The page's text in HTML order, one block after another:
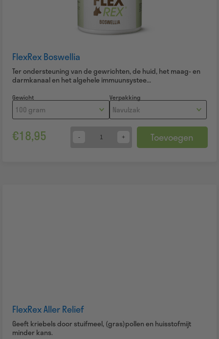
FlexRex Boswellia
Ter ondersteuning van de gewrichten, de huid, het maag- en
darmkanaal en het algehele immuunsystee...
Gewicht Verpakking
€18,95 Quantity Toevoegen
FlexRex Aller Relief
Geeft kriebels door stuifmeel, (gras)pollen en huisstofmijt
minder kans.